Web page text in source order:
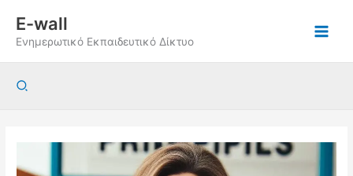
περιεχόμενο
E-wall
Ενημερωτικό Εκπαιδευτικό Δίκτυο
Αναζήτηση